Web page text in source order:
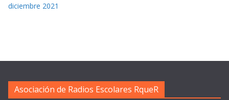
diciembre 2021
Asociación de Radios Escolares RqueR